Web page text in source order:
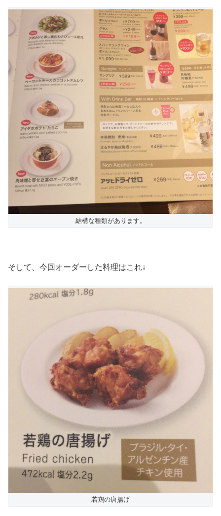
結構な種類があります。
そして、今回オーダーした料理はこれ↓
若鶏の唐揚げ